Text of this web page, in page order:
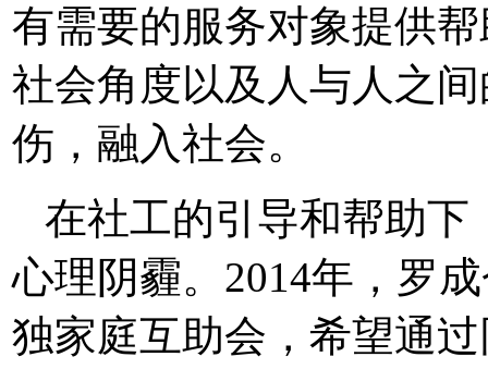
有需要的服务对象提供
社会角度以及人与人之
伤，融入社会。
在社工的引导和帮助
心理阴霾。2014年，罗
独家庭互助会，希望通